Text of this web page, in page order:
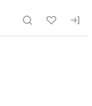
fishretail.ru